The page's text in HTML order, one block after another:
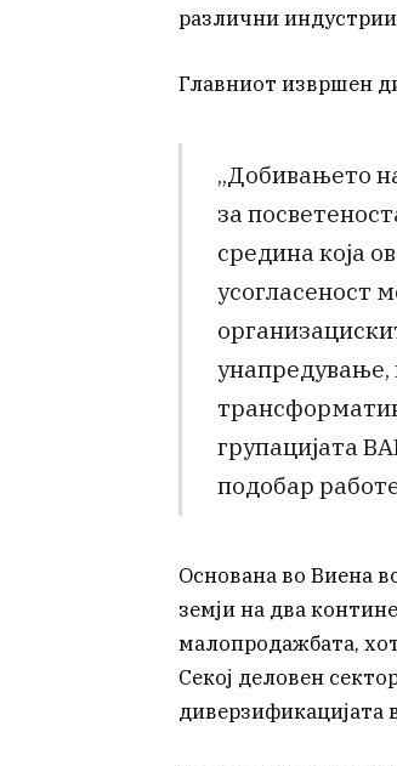
различни индустрии
Главниот извршен
„Добивањето
за
средина која
усогласеност
унапредување,
групацијата
подобар
Основана во Виена
земји на два
малопродажбата,
Секој деловен
диверзификацијата